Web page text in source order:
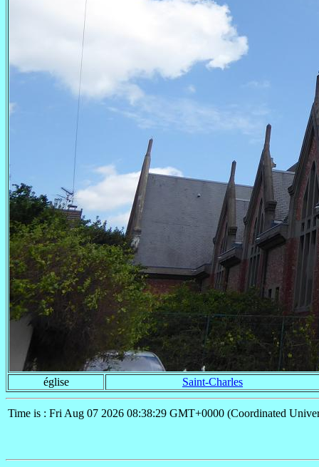
église Saint-Charles
Time is : Fri Aug 07 2026 08:38:29 GMT+0000 (Coordinated